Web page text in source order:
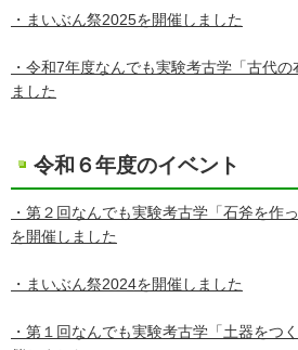
・まいぶん祭2025を開催しました
・ 令和7年度なんでも実験考古学「古代
ました
令和６年度のイベント
・第２回なんでも実験考古学「石斧を作
を開催しました
・まいぶん祭2024を開催しました
・第１回なんでも実験考古学「土器をつ